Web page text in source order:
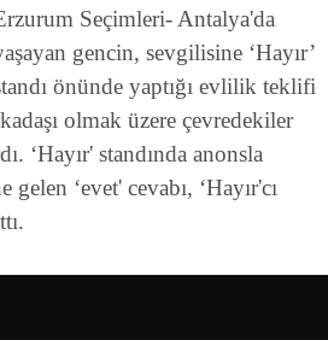
Seçimleri- Antalya'da
gencin, sevgilisine ‘Hayır’
önünde yaptığı evlilik teklifi
olmak üzere çevredekiler
‘Hayır' standında anonsla
‘evet' cevabı, ‘Hayır'cı